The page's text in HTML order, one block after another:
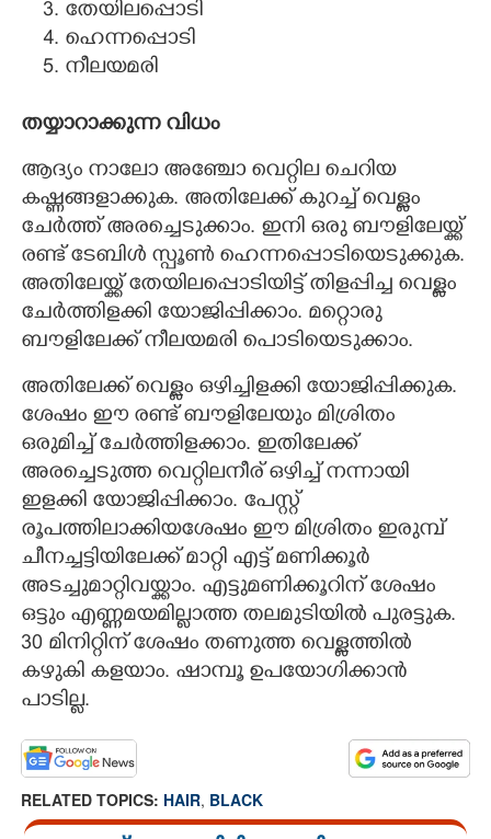
തേയിലപ്പൊടി
ഹെന്നപ്പൊടി
നീലയമരി
തയ്യാറാക്കുന്ന വിധം
ആദ്യം നാലോ അഞ്ചോ വെറ്റില ചെറിയ
കഷ്ണങ്ങളാക്കുക. അതിലേക്ക് കുറച്ച് വെള്ളം
ചേർത്ത് അരച്ചെടുക്കാം. ഇനി ഒരു ബൗളിലേയ്ക്ക്
രണ്ട് ടേബിൾ സ്പൂൺ ഹെന്നപ്പൊടിയെടുക്കുക.
അതിലേയ്ക്ക് തേയിലപ്പൊടിയിട്ട് തിളപ്പിച്ച വെള്ളം
ചേർത്തിളക്കി യോജിപ്പിക്കാം. മറ്റൊരു
ബൗളിലേക്ക് നീലയമരി പൊടിയെടുക്കാം.
അതിലേക്ക് വെള്ളം ഒഴിച്ചിളക്കി യോജിപ്പിക്കുക.
ശേഷം ഈ രണ്ട് ബൗളിലേയും മിശ്രിതം
ഒരുമിച്ച് ചേർത്തിളക്കാം. ഇതിലേക്ക്
അരച്ചെടുത്ത വെറ്റിലനീര് ഒഴിച്ച് നന്നായി
ഇളക്കി യോജിപ്പിക്കാം. പേസ്റ്റ്
രൂപത്തിലാക്കിയശേഷം ഈ മിശ്രിതം ഇരുമ്പ്
ചീനച്ചട്ടിയിലേക്ക് മാറ്റി എട്ട് മണിക്കൂർ
അടച്ചുമാറ്റിവയ്ക്കാം. എട്ടുമണിക്കൂറിന് ശേഷം
ഒട്ടും എണ്ണമയമില്ലാത്ത തലമുടിയിൽ പുരട്ടുക.
30 മിനിറ്റിന് ശേഷം തണുത്ത വെള്ളത്തിൽ
കഴുകി കളയാം. ഷാമ്പൂ ഉപയോഗിക്കാൻ
പാടില്ല.
RELATED TOPICS: HAIR, BLACK